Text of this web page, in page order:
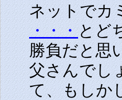
ネットでカ
・・・とど
勝負だと思
父さんでし
て、もしか